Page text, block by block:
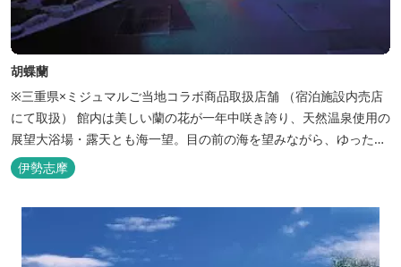
胡蝶蘭
※三重県×ミジュマルご当地コラボ商品取扱店舗 （宿泊施設内売店
にて取扱） 館内は美しい蘭の花が一年中咲き誇り、天然温泉使用の
展望大浴場・露天とも海一望。目の前の海を望みながら、ゆったり
とした時間をお過ごし下さい。
伊勢志摩